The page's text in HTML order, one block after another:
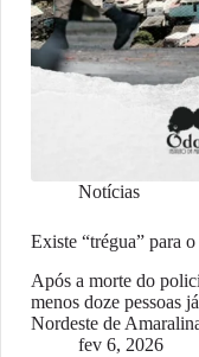
Notícias
Existe “trégua” para
Após a morte do
menos doze pessoas
Nordeste de
fev 6, 2026